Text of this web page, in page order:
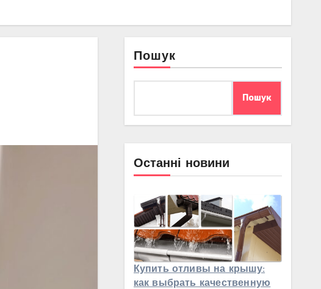
Пошук
Пошук
Останні новини
Купить отливы на крышу:
как выбрать качественную